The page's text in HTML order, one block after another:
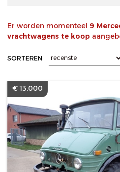
Er worden momenteel 9
vrachtwagens te koop
SORTEREN
€ 13.000